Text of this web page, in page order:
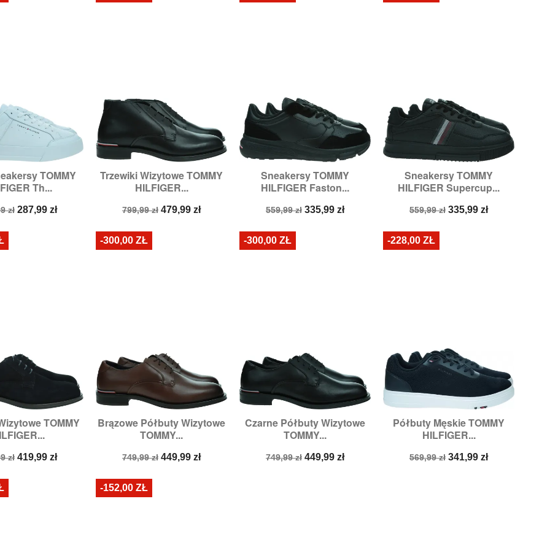
TOMMY
Th...
zł Cena
287,99 zł
podgląd
43,44
Trzewiki Wizytowe TOMMY
HILFIGER...
Cena
799,99 zł Cena
479,99 zł
Szybki podgląd
Rozmiary:42
Sneakersy TOMMY
HILFIGER Faston...
Cena
559,99 zł Cena
335,99 zł
Szybki podgląd
Rozmiary:44
Sneakersy TOMMY
HILFIGER Supercup...
Cena
559,99 zł Cena
335,99 zł
Szybki podgląd
Rozmiary:42,44
TOMMY
zł Cena
419,99 zł
podgląd
42,44
Brązowe Półbuty Wizytowe
TOMMY...
Cena
749,99 zł Cena
449,99 zł
Szybki podgląd
Rozmiary:42,
-300,00 ZŁ
Czarne Półbuty Wizytowe
TOMMY...
Cena
749,99 zł Cena
449,99 zł
Szybki podgląd
Rozmiary:41
-300,00 ZŁ
Półbuty Męskie TOMMY
HILFIGER...
Cena
569,99 zł Cena
341,99 zł
Szybki podgląd
Rozmiary:42
-228,00 ZŁ
-152,00 ZŁ